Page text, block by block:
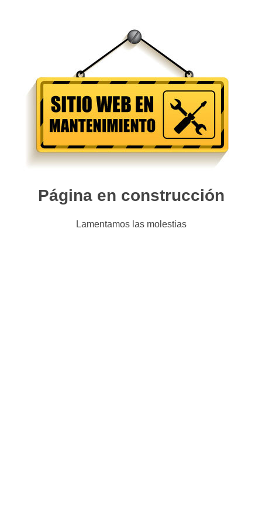
Página en construcción
Lamentamos las molestias